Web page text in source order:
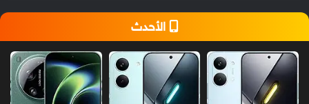
الأحدث